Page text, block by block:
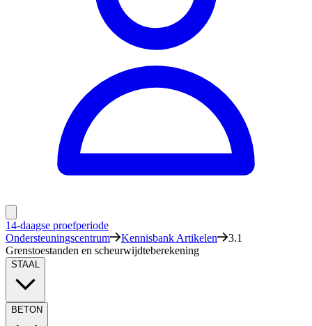
14-daagse proefperiode
Ondersteuningscentrum
Kennisbank Artikelen
3.1
Grenstoestanden en scheurwijdteberekening
STAAL
BETON